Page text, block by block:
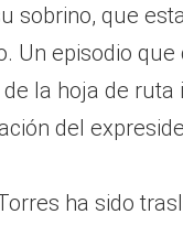
sobrino, que
Un episodio
la hoja de
del
ha sido